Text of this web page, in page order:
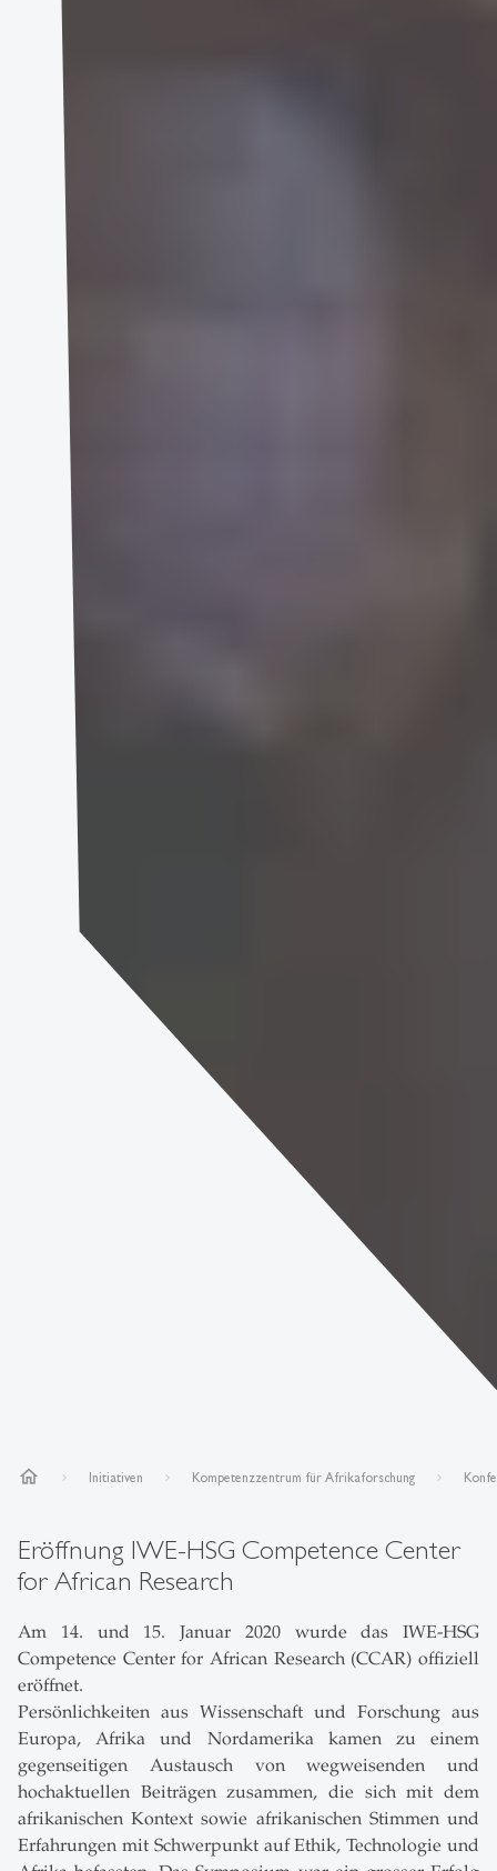
home Initiativen Kompetenzzentrum für Afrikaforschung
Eröffnung IWE-HSG Competence Center
for African Research
Am 14. und 15. Januar 2020 wurde das IWE-HSG
Competence Center for African Research (CCAR) offiziell
eröffnet.
Persönlichkeiten aus Wissenschaft und Forschung aus
Europa, Afrika und Nordamerika kamen zu einem
gegenseitigen Austausch von wegweisenden und
hochaktuellen Beiträgen zusammen, die sich mit dem
afrikanischen Kontext sowie afrikanischen Stimmen und
Erfahrungen mit Schwerpunkt auf Ethik, Technologie und